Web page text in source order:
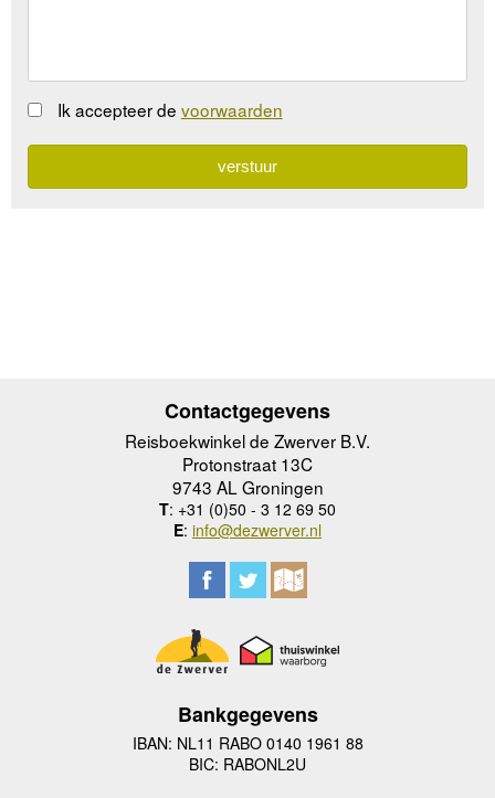
Ik accepteer de voorwaarden
Contactgegevens
Reisboekwinkel de Zwerver B.V.
Protonstraat 13C
9743 AL Groningen
T: +31 (0)50 - 3 12 69 50
E: info@dezwerver.nl
Bankgegevens
IBAN: NL11 RABO 0140 1961 88
BIC: RABONL2U